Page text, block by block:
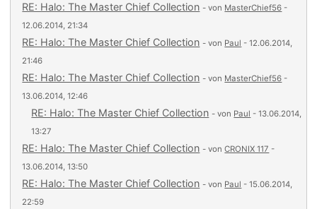
RE: Halo: The Master Chief Collection - von MasterChief56 -
12.06.2014, 21:34
RE: Halo: The Master Chief Collection - von Paul - 12.06.2014,
21:46
RE: Halo: The Master Chief Collection - von MasterChief56 -
13.06.2014, 12:46
RE: Halo: The Master Chief Collection - von Paul - 13.06.2014,
13:27
RE: Halo: The Master Chief Collection - vonCRONIX 117 -
13.06.2014, 13:50
RE: Halo: The Master Chief Collection - von Paul - 15.06.2014,
22:59